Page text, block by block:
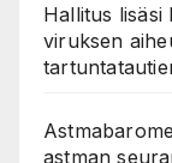
Hallitus
viruksen
astman